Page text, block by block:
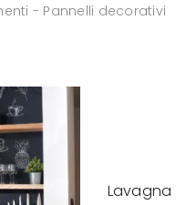
- Pannelli decorativi
Lavagna